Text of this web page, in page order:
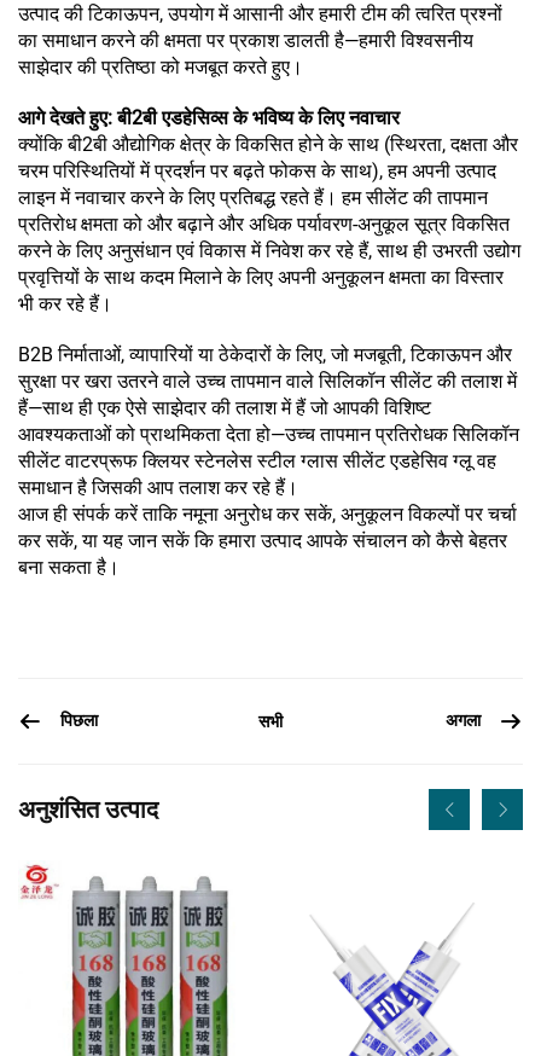
उत्पाद की टिकाऊपन, उपयोग में आसानी और हमारी टीम की त्वरित प्रश्नों
का समाधान करने की क्षमता पर प्रकाश डालती है—हमारी विश्वसनीय
साझेदार की प्रतिष्ठा को मजबूत करते हुए।
आगे देखते हुए: बी2बी एडहेसिव्स के भविष्य के लिए नवाचार
क्योंकि बी2बी औद्योगिक क्षेत्र के विकसित होने के साथ (स्थिरता, दक्षता और
चरम परिस्थितियों में प्रदर्शन पर बढ़ते फोकस के साथ), हम अपनी उत्पाद
लाइन में नवाचार करने के लिए प्रतिबद्ध रहते हैं। हम सीलेंट की तापमान
प्रतिरोध क्षमता को और बढ़ाने और अधिक पर्यावरण-अनुकूल सूत्र विकसित
करने के लिए अनुसंधान एवं विकास में निवेश कर रहे हैं, साथ ही उभरती उद्योग
प्रवृत्तियों के साथ कदम मिलाने के लिए अपनी अनुकूलन क्षमता का विस्तार
भी कर रहे हैं।
B2B निर्माताओं, व्यापारियों या ठेकेदारों के लिए, जो मजबूती, टिकाऊपन और
सुरक्षा पर खरा उतरने वाले उच्च तापमान वाले सिलिकॉन सीलेंट की तलाश में
हैं—साथ ही एक ऐसे साझेदार की तलाश में हैं जो आपकी विशिष्ट
आवश्यकताओं को प्राथमिकता देता हो—उच्च तापमान प्रतिरोधक सिलिकॉन
सीलेंट वाटरप्रूफ क्लियर स्टेनलेस स्टील ग्लास सीलेंट एडहेसिव ग्लू वह
समाधान है जिसकी आप तलाश कर रहे हैं।
आज ही संपर्क करें ताकि नमूना अनुरोध कर सकें, अनुकूलन विकल्पों पर चर्चा
कर सकें, या यह जान सकें कि हमारा उत्पाद आपके संचालन को कैसे बेहतर
बना सकता है।
पिछला सभी अगला
अनुशंसित उत्पाद